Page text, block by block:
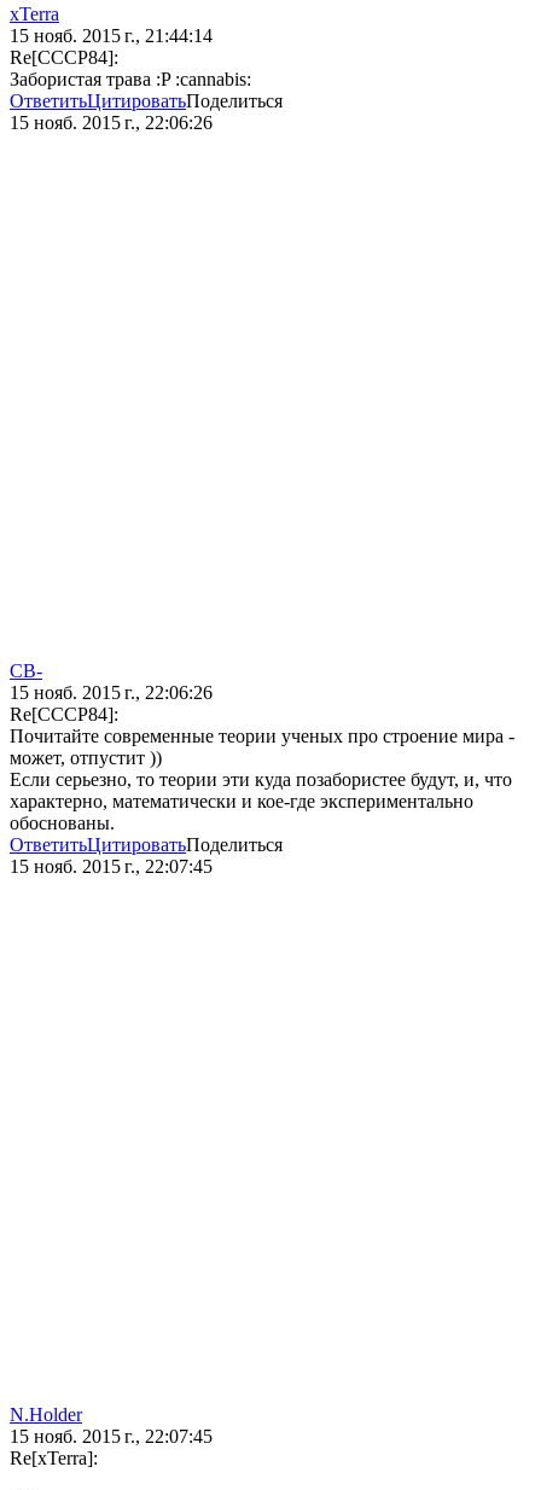
xTerra
15 нояб. 2015 г., 21:44:14
Re[CCCP84]:
Забористая трава :P :cannabis:
ОтветитьЦитироватьПоделиться
15 нояб. 2015 г., 22:06:26
СВ-
15 нояб. 2015 г., 22:06:26
Re[CCCP84]:
Почитайте современные теории ученых про строение мира -
может, отпустит ))
Если серьезно, то теории эти куда позабористее будут, и, что
характерно, математически и кое-где экспериментально
обоснованы.
ОтветитьЦитироватьПоделиться
15 нояб. 2015 г., 22:07:45
N.Holder
15 нояб. 2015 г., 22:07:45
Re[xTerra]: